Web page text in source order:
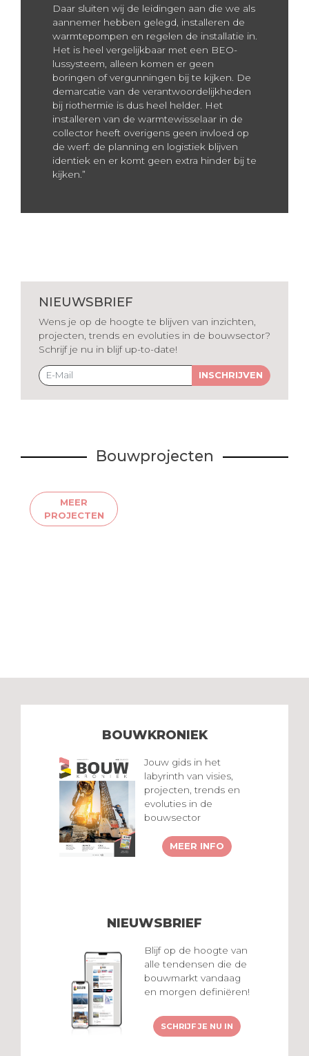
Daar sluiten wij de leidingen aan die we als
aannemer hebben gelegd, installeren de
warmtepompen en regelen de installatie in.
Het is heel vergelijkbaar met een BEO-
lussysteem, alleen komen er geen
boringen of vergunningen bij te kijken. De
demarcatie van de verantwoordelijkheden
bij riothermie is dus heel helder. Het
installeren van de warmtewisselaar in de
collector heeft overigens geen invloed op
de werf: de planning en logistiek blijven
identiek en er komt geen extra hinder bij te
kijken.”
NIEUWSBRIEF
Wens je op de hoogte te blijven van inzichten,
projecten, trends en evoluties in de bouwsector?
Schrijf je nu in blijf up-to-date!
INSCHRIJVEN
Bouwprojecten
MEER
PROJECTEN
BOUWKRONIEK
Jouw gids in het
labyrinth van visies,
projecten, trends en
evoluties in de
bouwsector
MEER INFO
NIEUWSBRIEF
Blijf op de hoogte van
alle tendensen die de
bouwmarkt vandaag
en morgen definiëren!
SCHRIJF JE NU IN